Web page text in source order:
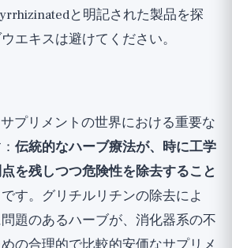
と明記された製品を探
エキスは避けてください。
プリメントの世界における重要な
伝統的なハーブ療法が、時に工学
を残しつつ危険性を除去すること
す。グリチルリチンの除去によ
題のあるハーブが、消化器系の不